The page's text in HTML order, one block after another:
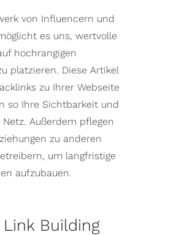
von Influencern und
es uns, wertvolle
hochrangigen
platzieren. Diese Artikel
zu Ihrer Webseite
so Ihre Sichtbarkeit und
Außerdem pflegen
zu anderen
um langfristige
aufzubauen.
Building